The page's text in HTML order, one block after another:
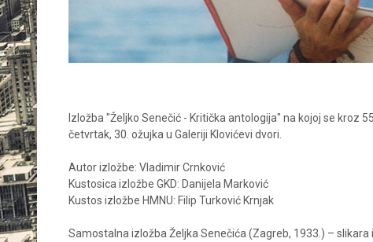
Izložba "Željko Senečić - Kritička antologija" na kojoj se kroz
četvrtak, 30. ožujka u Galeriji Klovićevi dvori.
Autor izložbe: Vladimir Crnković
Kustosica izložbe GKD: Danijela Marković
Kustos izložbe HMNU: Filip Turković Krnjak
Samostalna izložba Željka Senečića (Zagreb, 1933.) –